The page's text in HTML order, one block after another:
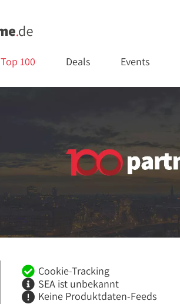
Top 100 Deals Events
Cookie-Tracking
SEA ist unbekannt
Keine Produktdaten-Feeds